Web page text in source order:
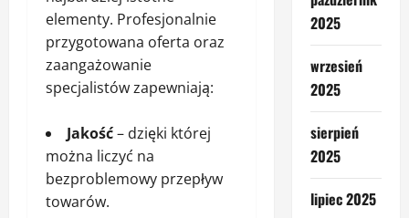
elementy. Profesjonalnie
przygotowana oferta oraz
zaangażowanie
specjalistów zapewniają:
Jakość– dzięki której
można liczyć na
bezproblemowy przepływ
towarów.
2025
wrzesień
2025
sierpień
2025
lipiec 2025